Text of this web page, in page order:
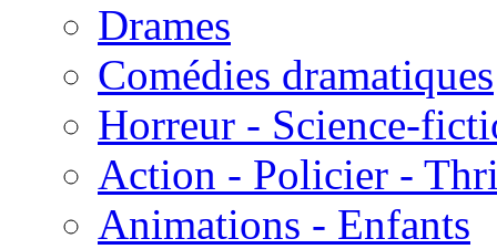
Drames
Comédies dramatiques
Horreur - Science-
Action - Policier -
Animations - Enfants